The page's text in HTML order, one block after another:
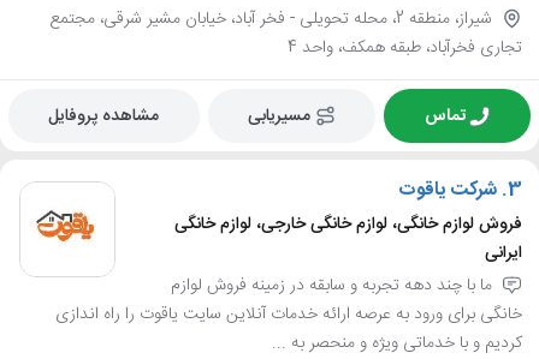
شیراز، منطقه 2، محله تحویلی - فخر آباد، خیابان مشیر شرقی، مجتمع
تجاری فخرآباد، طبقه همکف، واحد 4
تماس مسیریابی مشاهده پروفایل
3. شرکت یاقوت
فروش لوازم خانگی، لوازم خانگی خارجی، لوازم خانگی
ایرانی
ما با چند دهه تجربه و سابقه در زمینه فروش لوازم
خانگی برای ورود به عرصه ارائه خدمات آنلاین سایت یاقوت را راه اندازی
کردیم و با خدماتی ویژه و منحصر به ...